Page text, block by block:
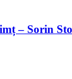
– Sorin